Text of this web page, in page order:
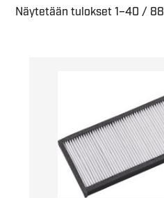
Näytetään tulokset 1–40 / 88